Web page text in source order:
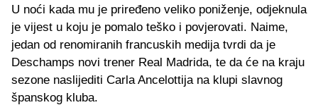
U noći kada mu je priređeno veliko poniženje, odjeknula
je vijest u koju je pomalo teško i povjerovati. Naime,
jedan od renomiranih francuskih medija tvrdi da je
Deschamps novi trener Real Madrida, te da će na kraju
sezone naslijediti Carla Ancelottija na klupi slavnog
španskog kluba.